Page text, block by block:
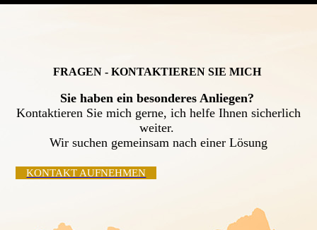
FRAGEN - KONTAKTIEREN SIE MICH
Sie haben ein besonderes Anliegen?
Kontaktieren Sie mich gerne, ich helfe Ihnen sicherlich
weiter.
Wir suchen gemeinsam nach einer Lösung
KONTAKT AUFNEHMEN